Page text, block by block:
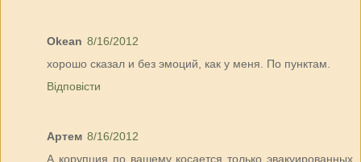
Okean 8/16/2012
хорошо сказал и без эмоций, как у меня. По пунктам.
Відповісти
Артем 8/16/2012
А корупция по вашему косается только эвакуированных